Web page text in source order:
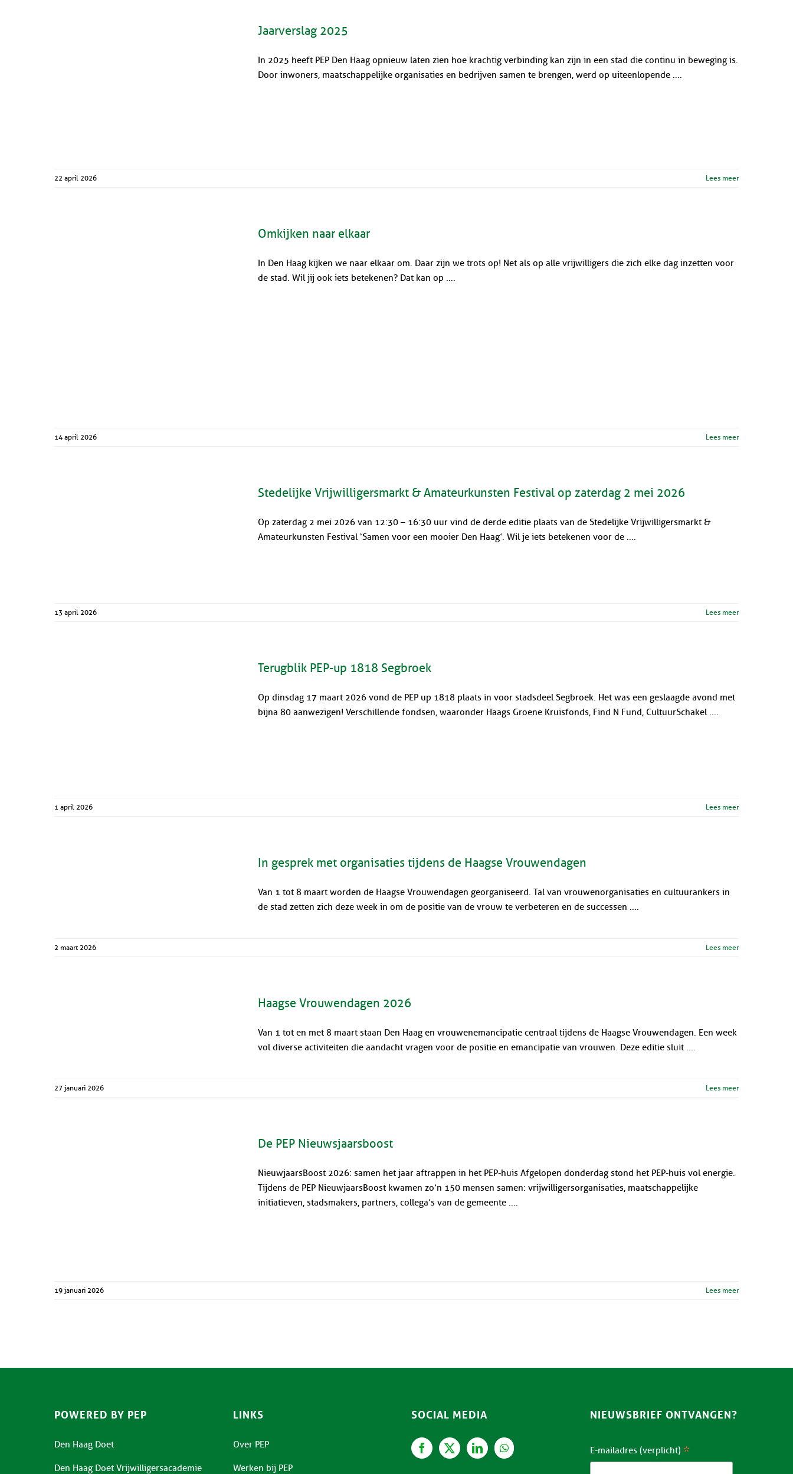
Jaarverslag 2025
In 2025 heeft PEP Den Haag opnieuw laten zien hoe krachtig verbinding kan zijn in een stad die continu in beweging is.
Door inwoners, maatschappelijke organisaties en bedrijven samen te brengen, werd op uiteenlopende ....
22 april 2026 Lees meer
Omkijken naar elkaar
In Den Haag kijken we naar elkaar om. Daar zijn we trots op! Net als op alle vrijwilligers die zich elke dag inzetten voor
de stad. Wil jij ook iets betekenen? Dat kan op ....
14 april 2026 Lees meer
Stedelijke Vrijwilligersmarkt & Amateurkunsten Festival op zaterdag 2 mei 2026
Op zaterdag 2 mei 2026 van 12:30 – 16:30 uur vind de derde editie plaats van de Stedelijke Vrijwilligersmarkt &
Amateurkunsten Festival ‘Samen voor een mooier Den Haag’. Wil je iets betekenen voor de ....
13 april 2026 Lees meer
Terugblik PEP-up 1818 Segbroek
Op dinsdag 17 maart 2026 vond de PEP up 1818 plaats in voor stadsdeel Segbroek. Het was een geslaagde avond met
bijna 80 aanwezigen! Verschillende fondsen, waaronder Haags Groene Kruisfonds, Find N Fund, CultuurSchakel ....
1 april 2026 Lees meer
In gesprek met organisaties tijdens de Haagse Vrouwendagen
Van 1 tot 8 maart worden de Haagse Vrouwendagen georganiseerd. Tal van vrouwenorganisaties en cultuurankers in
de stad zetten zich deze week in om de positie van de vrouw te verbeteren en de successen ....
2 maart 2026 Lees meer
Haagse Vrouwendagen 2026
Van 1 tot en met 8 maart staan Den Haag en vrouwenemancipatie centraal tijdens de Haagse Vrouwendagen. Een week
vol diverse activiteiten die aandacht vragen voor de positie en emancipatie van vrouwen. Deze editie sluit ....
27 januari 2026 Lees meer
De PEP Nieuwsjaarsboost
NieuwjaarsBoost 2026: samen het jaar aftrappen in het PEP-huis Afgelopen donderdag stond het PEP-huis vol energie.
Tijdens de PEP NieuwjaarsBoost kwamen zo’n 150 mensen samen: vrijwilligersorganisaties, maatschappelijke
initiatieven, stadsmakers, partners, collega’s van de gemeente ....
19 januari 2026 Lees meer
POWERED BY PEP
Den Haag Doet
Den Haag Doet Vrijwilligersacademie
LINKS
Over PEP
Werken bij PEP
SOCIAL MEDIA NIEUWSBRIEF ONTVANGEN?
E-mailadres (verplicht) *